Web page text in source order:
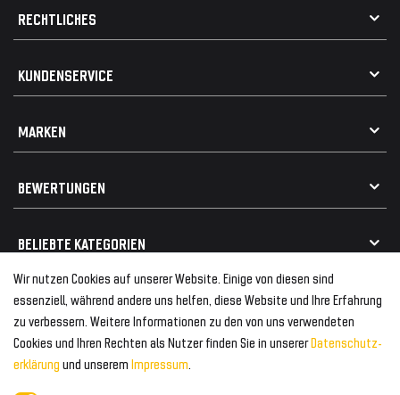
Wir nutzen Cookies auf unserer Website. Einige von diesen sind
essenziell, während andere uns helfen, diese Website und Ihre Erfahrung
zu verbessern. Weitere Informationen zu den von uns verwendeten
Cookies und Ihren Rechten als Nutzer finden Sie in unsererDaten­schutz­
erklärung und unserem Impressum.
RECHTLICHES
Widerrufsrecht
Vertrag widerrufen
Elektro- / Altteilentsorgung
KUNDENSERVICE
MARKEN
Geeignet für Mercedes
BEWERTUNGEN
BELIEBTE KATEGORIEN
Frontspoiler
Heckspoiler
Kabelbäume
Kühlergrill
FOLGEN SIE UNS AUF
Tuning Fanatics
ZAHLUNG & VERSAND